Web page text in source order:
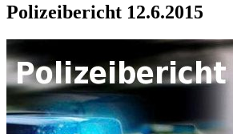
Polizeibericht 12.6.2015